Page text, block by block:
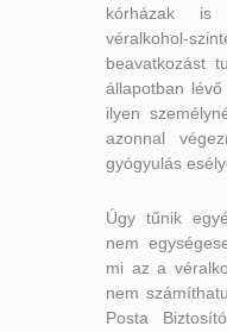
kórházak is
véralkohol-
beavatkozást
állapotban
ilyen
azonnal
gyógyulás
Úgy tűnik
nem
mi az a
nem
Posta